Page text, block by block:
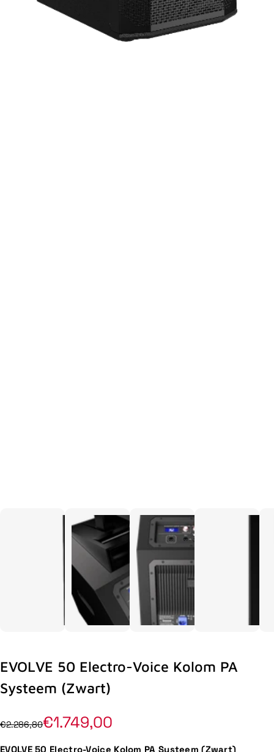
EVOLVE 50 Electro-Voice Kolom PA
Systeem (Zwart)
€2.286,80€1.749,00
EVOLVE 50 Electro-Voice Kolom PA Systeem (Zwart)